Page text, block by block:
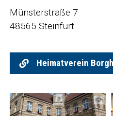
Münsterstraße 7
48565 Steinfurt
Heimatverein
©